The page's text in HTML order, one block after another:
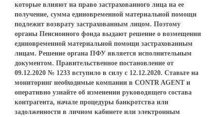
которые влияют на право застрахованного лица на ее
получение, сумма единовременной материальной помощи
подлежит возврату застрахованным лицом. Поэтому
органы Пенсионного фонда выдают решение о возмещении
единовременной материальной помощи застрахованным
лицам. Решение органа ПФУ является исполнительным
документом. Правительственное постановление от
09.12.2020 № 1233 вступило в силу с 12.12.2020. Ставьте на
мониторинг необходимые компании в CONTR AGENT и
оперативно узнайте об изменении руководящего состава
контрагента, начале процедуры банкротства или
задолженности в личном кабинете или электронным